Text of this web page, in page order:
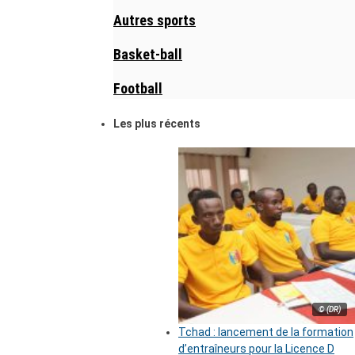
Autres sports
Basket-ball
Football
Les plus récents
© (DR)
Tchad : lancement de la formation
d’entraîneurs pour la Licence D